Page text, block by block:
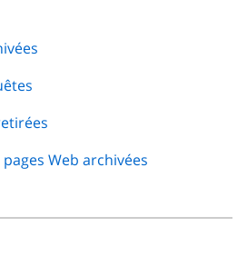
Web archivées